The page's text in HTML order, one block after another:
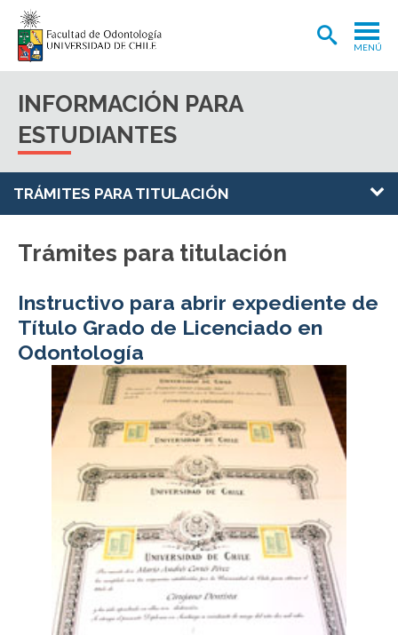
MENÚ
CARRERA
INVESTIGACIÓN
CLÍNICA ODONTOLÓGICA
BIBLIOTECA
FACULTAD
ESTUDIANTES ACADÉMICOS
FUNCIONARIOS EGRESADOS
INFORMACIÓN PARA
ESTUDIANTES
TRÁMITES PARA TITULACIÓN
Trámites para titulación
Instructivo para abrir expediente de
Título Grado de Licenciado en
Odontología